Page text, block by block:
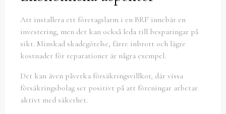
Att installera ett företagslarm i en BRF innebär en
investering, men det kan också leda till besparingar på
sikt. Minskad skadegörelse, färre inbrott och lägre
kostnader för reparationer är några exempel.
Det kan även påverka försäkringsvillkor, där vissa
försäkringsbolag ser positivt på att föreningar arbetar
aktivt med säkerhet.